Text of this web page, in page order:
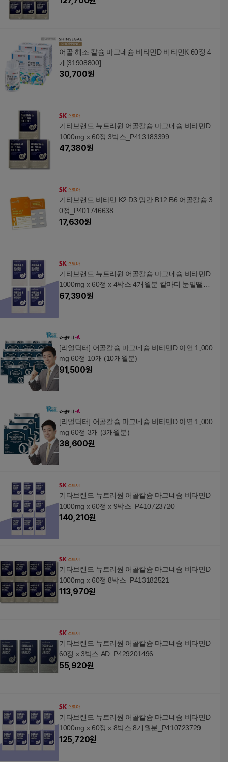
어골 해조 칼슘 마그네슘 비타민D 비타민K 60정 4
개[31908800]
30,700원
기타브랜드 뉴트리원 어골칼슘 마그네슘 비타민D
1000mg x 60정 3박스_P413183399
47,380원
기타브랜드 비타민 K2 D3 망간 B12 B6 어골칼슘 3
0정_P401746638
17,630원
기타브랜드 뉴트리원 어골칼슘 마그네슘 비타민D
1000mg x 60정 x 4박스 4개월분 칼마디 눈밑떨림
_P410723794
67,390원
[리얼닥터] 어골칼슘 마그네슘 비타민D 아연 1,000
mg 60정 10개 (10개월분)
91,500원
[리얼닥터] 어골칼슘 마그네슘 비타민D 아연 1,000
mg 60정 3개 (3개월분)
38,600원
기타브랜드 뉴트리원 어골칼슘 마그네슘 비타민D
1000mg x 60정 x 9박스_P410723720
140,210원
기타브랜드 뉴트리원 어골칼슘 마그네슘 비타민D
1000mg x 60정 8박스_P413182521
113,970원
기타브랜드 뉴트리원 어골칼슘 마그네슘 비타민D
60정 x 3박스 AD_P429201496
55,920원
기타브랜드 뉴트리원 어골칼슘 마그네슘 비타민D
1000mg x 60정 x 8박스 8개월분_P410723729
125,720원